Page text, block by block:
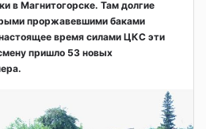
в Магнитогорске. Там долгие
проржавевшими баками
время силами ЦКС эти
пришло 53 новых